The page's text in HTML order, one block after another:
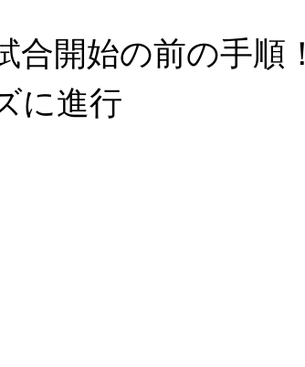
開始の前の手順！
に進行